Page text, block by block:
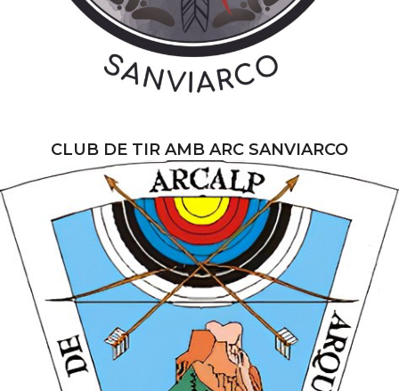
CLUB DE TIR AMB ARC SANVIARCO